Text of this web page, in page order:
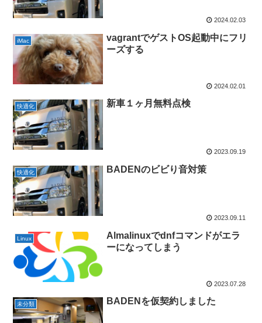
2024.02.03
iMac
vagrantでゲストOS起動中にフリ
ーズする
2024.02.01
快適化 新車１ヶ月無料点検
2023.09.19
快適化 BADENのビビり音対策
2023.09.11
Linux
Almalinuxでdnfコマンドがエラ
ーになってしまう
2023.07.28
未分類 BADENを仮契約しました